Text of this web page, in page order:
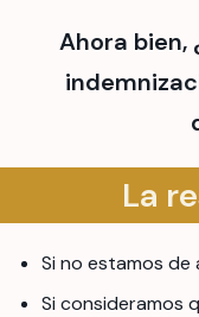
Ahora bien,
La
Si no estamos
Si consideramos